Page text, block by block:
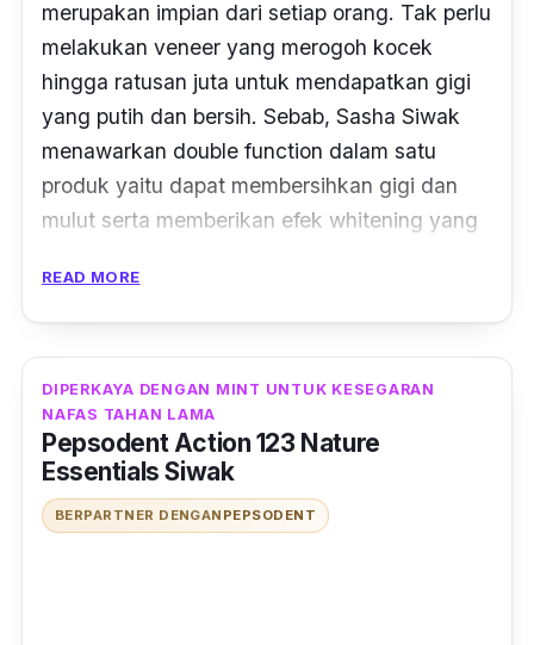
merupakan impian dari setiap orang. Tak perlu
melakukan veneer yang merogoh kocek
hingga ratusan juta untuk mendapatkan gigi
yang putih dan bersih. Sebab, Sasha Siwak
menawarkan double function dalam satu
produk yaitu dapat membersihkan gigi dan
mulut serta memberikan efek whitening yang
plak. Produk ini juga diperkaya dengan lemon
dan garam yang dapat memberikan
perlindungan ganda, serta menjaga
kesehatan gigi dan gusi.
READ MORE
DIPERKAYA DENGAN MINT UNTUK KESEGARAN
NAFAS TAHAN LAMA
Pepsodent Action 123 Nature
Essentials Siwak
BERPARTNER DENGAN PEPSODENT